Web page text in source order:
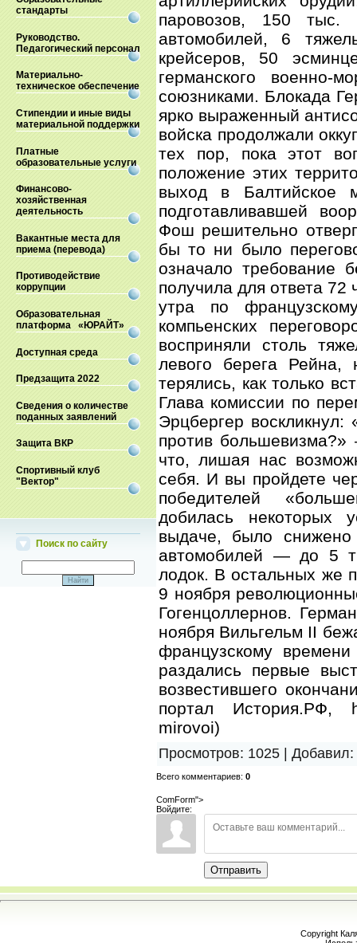
стандарты
Руководство.
Педагогический персонал
Материально-
техническое обеспечение
Стипендии и иные виды
материальной поддержки
Платные
образовательные услуги
Финансово-
хозяйственная
деятельность
Вакантные места для
приема (перевода)
Противодействие
коррупции
Образовательная
платформа «ЮРАЙТ»
Доступная среда
Предзащита 2022
Сведения о количестве
поданных заявлений
Защита ВКР
Спортивный клуб
"Вектор"
Поиск по сайту
паровозов, 150 тыс.
автомобилей, 6
крейсеров, 50
германского военно-
союзниками. Блокада
ярко выраженный
войска продолжали
тех пор, пока этот
положение этих
выход в Балтийское
подготавливавшей
Фош решительно
бы то ни было
означало требование
получила для ответа 72
утра по
компьенских
восприняли столь
левого берега Рейна,
терялись, как только
Глава комиссии по
Эрцбергер
против
что, лишая нас
себя. И вы пройдете
победителей
добилась некоторых
выдаче, было
автомобилей — до 5
лодок. В остальных же
9 ноября
Гогенцоллернов.
ноября Вильгельм II
французскому
раздались первые
возвестившего
портал История.РФ,
mirovoi)
Просмотров: 1025 | Добавил:
Всего комментариев: 0
ComForm">
Войдите:
Отправить
Copyright